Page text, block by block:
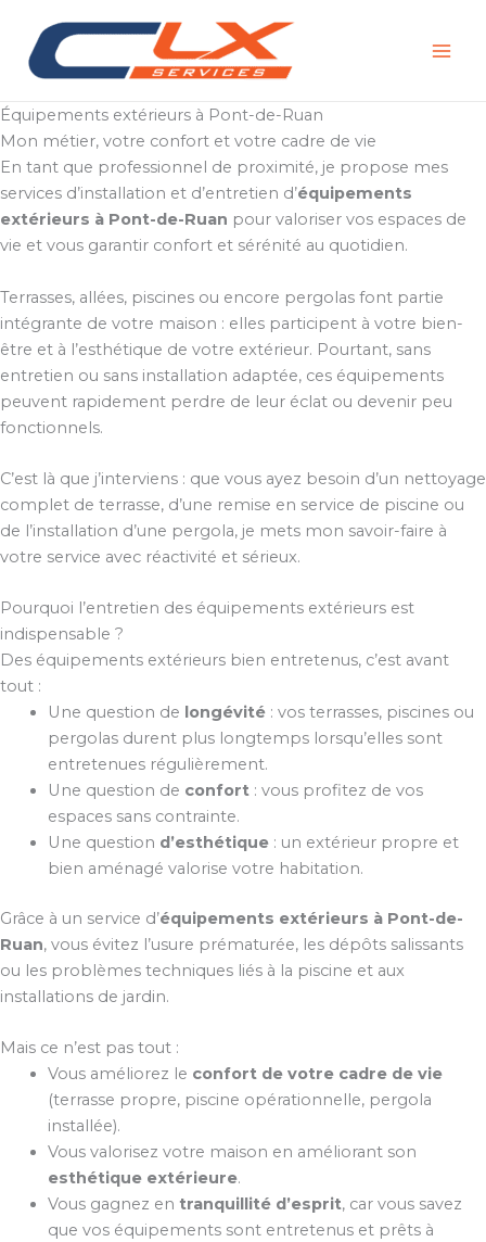
contenu
Équipements extérieurs à Pont-de-Ruan
Mon métier, votre confort et votre cadre de vie
En tant que professionnel de proximité, je propose mes
services d’installation et d’entretien d’équipements
extérieurs à Pont-de-Ruan pour valoriser vos espaces de
vie et vous garantir confort et sérénité au quotidien.
Terrasses, allées, piscines ou encore pergolas font partie
intégrante de votre maison : elles participent à votre bien-
être et à l’esthétique de votre extérieur. Pourtant, sans
entretien ou sans installation adaptée, ces équipements
peuvent rapidement perdre de leur éclat ou devenir peu
fonctionnels.
C’est là que j’interviens : que vous ayez besoin d’un nettoyage
complet de terrasse, d’une remise en service de piscine ou
de l’installation d’une pergola, je mets mon savoir-faire à
votre service avec réactivité et sérieux.
Pourquoi l’entretien des équipements extérieurs est
indispensable ?
Des équipements extérieurs bien entretenus, c’est avant
tout :
Une question de longévité: vos terrasses, piscines ou
pergolas durent plus longtemps lorsqu’elles sont
entretenues régulièrement.
Une question de confort: vous profitez de vos
espaces sans contrainte.
Une question d’esthétique: un extérieur propre et
bien aménagé valorise votre habitation.
Grâce à un service d’équipements extérieurs à Pont-de-
Ruan, vous évitez l’usure prématurée, les dépôts salissants
ou les problèmes techniques liés à la piscine et aux
installations de jardin.
Mais ce n’est pas tout :
Vous améliorez le confort de votre cadre de vie
(terrasse propre, piscine opérationnelle, pergola
installée).
Vous valorisez votre maison en améliorant son
esthétique extérieure.
Vous gagnez en tranquillité d’esprit, car vous savez
que vos équipements sont entretenus et prêts à